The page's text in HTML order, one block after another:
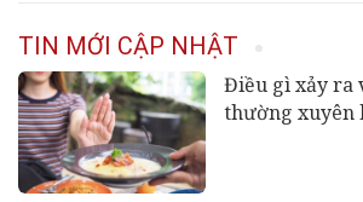
TIN MỚI CẬP NHẬT
Điều gì xảy ra
thường xuyên